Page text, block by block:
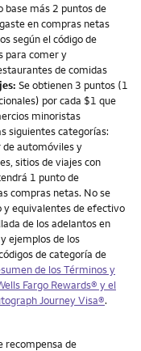
base más 2 puntos de
en compras netas
según el código de
para comer y
de comidas
Se obtienen 3 puntos (1
por cada $1 que
minoristas
siguientes categorías:
de automóviles y
sitios de viajes con
1 punto de
compras netas. No se
y equivalentes de efectivo
de los adelantos en
ejemplos de los
de categoría de
de los Términos y
Fargo Rewards® y el
Journey Visa®.
recompensa de